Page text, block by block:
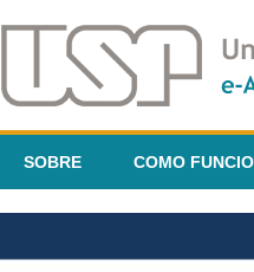
SOBRE COMO